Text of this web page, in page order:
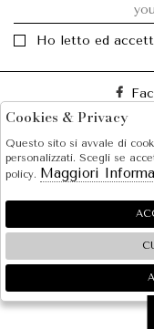
Ho letto ed
2026 SOLE S.R.L. - P.iva :
🍪
Cookies & Privacy
Questo sito si avvale di
personalizzati. Scegli se
policy. Maggiori